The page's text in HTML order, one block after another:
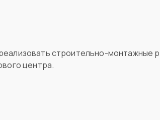
строительно-монтажные
центра.